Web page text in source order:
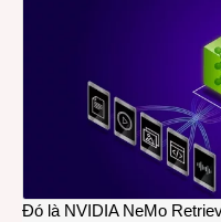
Đó là NVIDIA NeMo